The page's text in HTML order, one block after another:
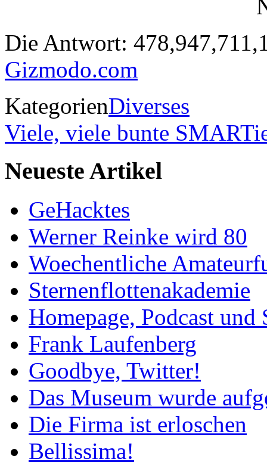
Die Antwort:
Gizmodo.com
KategorienDiverses
Viele, viele bunte
Neueste Artikel
GeHacktes
Werner Reinke wird 80
Woechentliche
Sternenflottenakademie
Homepage, Podcast
Frank Laufenberg
Goodbye, Twitter!
Das Museum wurde
Die Firma ist erloschen
Bellissima!